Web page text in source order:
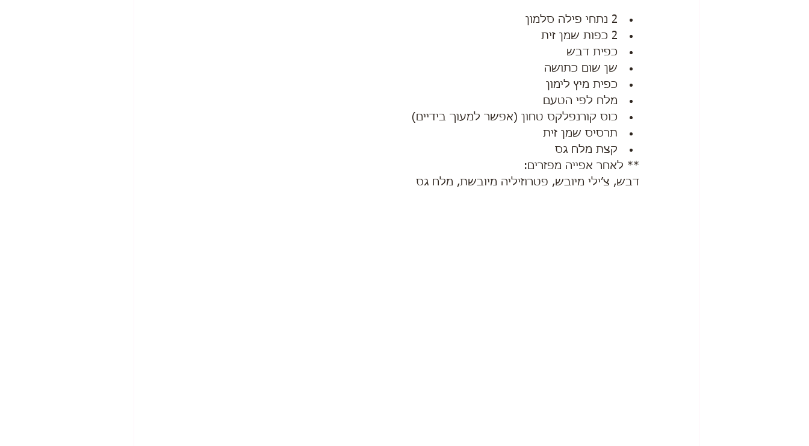
2 נתחי פילה סלמון
2 כפות שמן זית
כפית דבש
שן שום כתושה
כפית מיץ לימון
מלח לפי הטעם
כוס קורנפלקס טחון (אפשר למעוך בידיים)
תרסיס שמן זית
קצת מלח גס
** לאחר אפייה מפזרים:
דבש, צ׳ילי מיובש, פטרוזיליה מיובשת, מלח גס